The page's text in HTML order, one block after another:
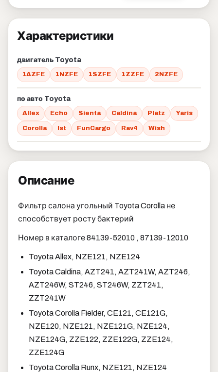
Характеристики
двигатель Toyota
1AZFE 1NZFE 1SZFE 1ZZFE 2NZFE
по авто Toyota
Allex Echo Sienta Caldina Platz Yaris
Corolla Ist FunCargo Rav4 Wish
Описание
Фильтр салона угольный Toyota Corolla не
способствует росту бактерий
Номер в каталоге 84139-52010 , 87139-12010
Toyota Allex, NZE121, NZE124
Toyota Caldina, AZT241, AZT241W, AZT246,
AZT246W, ST246, ST246W, ZZT241,
ZZT241W
Toyota Corolla Fielder, CE121, CE121G,
NZE120, NZE121, NZE121G, NZE124,
NZE124G, ZZE122, ZZE122G, ZZE124,
ZZE124G
Toyota Corolla Runx, NZE121, NZE124